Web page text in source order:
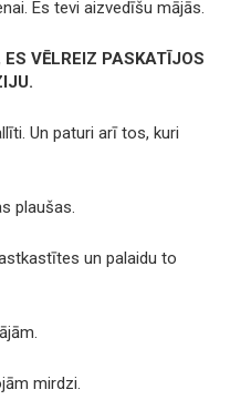
Es tevi aizvedīšu mājās.
VĒLREIZ PASKATĪJOS
Un paturi arī tos, kuri
plaušas.
un palaidu to
mirdzi.